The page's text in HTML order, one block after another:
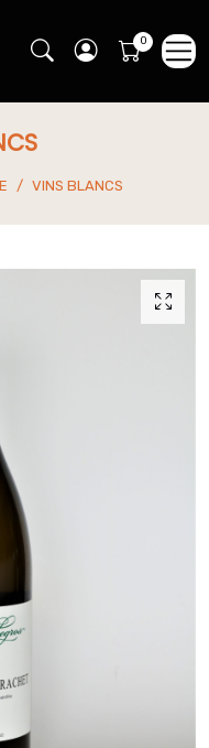
VINS BLANCS